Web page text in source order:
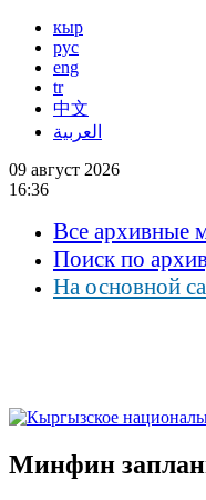
кыр
рус
eng
tr
中文
العربية
09 август 2026
16:36
Все архивные
Поиск по
На основной
Минфин